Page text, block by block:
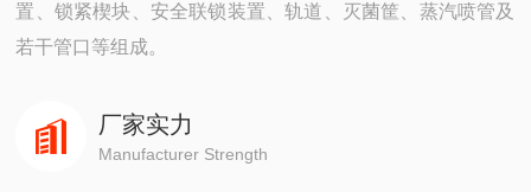
置、锁紧楔块、安全联锁装置、轨道、灭菌筐、蒸汽喷管及
若干管口等组成。
厂家实力
Manufacturer Strength